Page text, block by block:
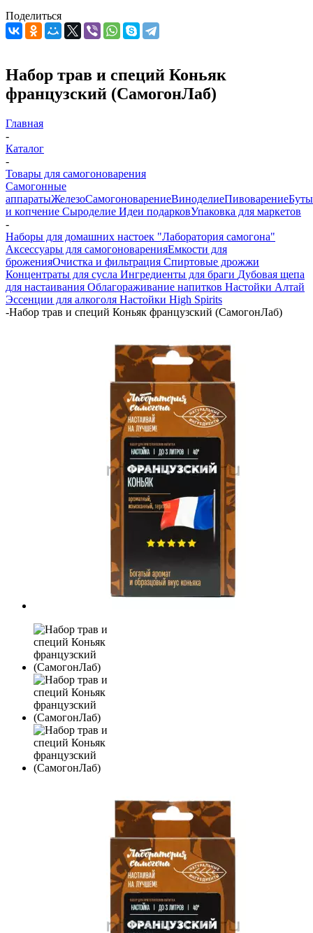
Поделиться
Набор трав и специй Коньяк
французский (СамогонЛаб)
Главная
-
Каталог
-
Товары для самогоноварения
Самогонные
аппаратыЖелезоСамогоноварениеВиноделиеПивоварение
и копчение Сыроделие Идеи подарковУпаковка для маркетов
-
Наборы для домашних настоек "Лаборатория самогона"
Аксессуары для самогоноваренияЕмкости для
броженияОчистка и фильтрация Спиртовые дрожжи
Концентраты для сусла Ингредиенты для браги Дубовая щепа
для настаивания Облагораживание напитков Настойки Алтай
Эссенции для алкоголя Настойки High Spirits
-Набор трав и специй Коньяк французский (СамогонЛаб)